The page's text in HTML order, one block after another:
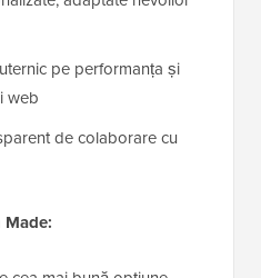
pe performanța și
web
de colaborare cu